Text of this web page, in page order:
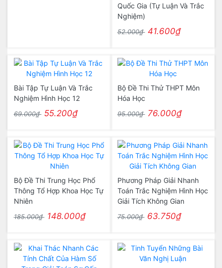
Quốc Gia (Tự Luận Và Trắc
Nghiệm)
52.000₫ 41.600₫
Bài Tập Tự Luận Và Trắc
Nghiệm Hình Học 12
69.000₫ 55.200₫
Bộ Đề Thi Thử THPT Môn
Hóa Học
95.000₫ 76.000₫
Bộ Đề Thi Trung Học Phổ
Thông Tổ Hợp Khoa Học Tự
Nhiên
185.000₫ 148.000₫
Phương Pháp Giải Nhanh
Toán Trắc Nghiệm Hình Học
Giải Tích Không Gian
75.000₫ 63.750₫